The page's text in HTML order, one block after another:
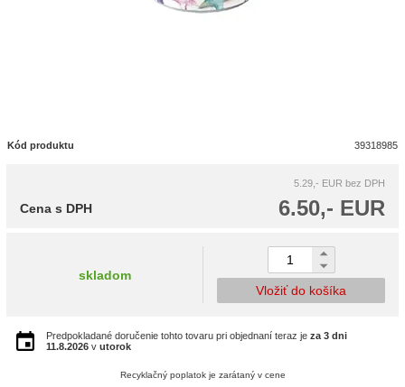
Kód produktu 39318985
5.29,- EUR bez DPH
6.50,- EUR
Cena s DPH
skladom
Vložiť do košíka
Predpokladané doručenie tohto tovaru pri objednaní teraz je za 3 dni
11.8.2026 v utorok
Recyklačný poplatok je zarátaný v cene